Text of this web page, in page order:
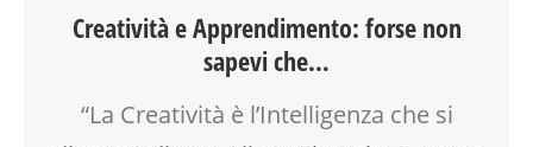
LABORATORIO
Creatività e Apprendimento: forse non
sapevi che…
“La Creatività è l’Intelligenza che si